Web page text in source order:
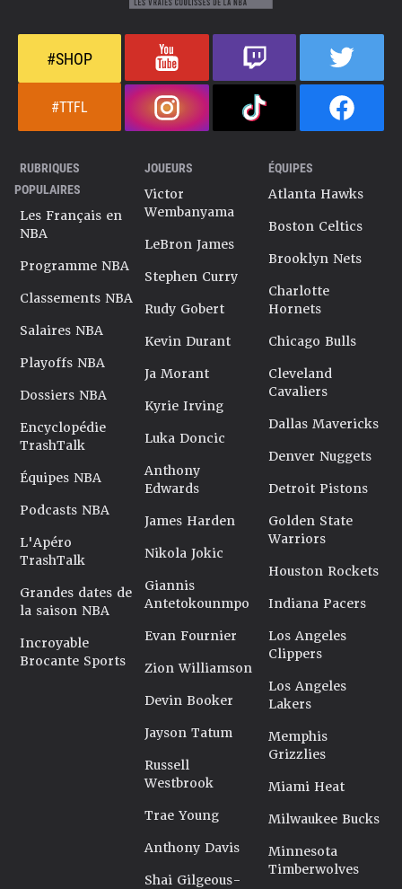
#SHOP
#TTFL
RUBRIQUES
POPULAIRES
Les Français en
NBA
Programme NBA
Classements NBA
Salaires NBA
Playoffs NBA
Dossiers NBA
Encyclopédie
TrashTalk
Équipes NBA
Podcasts NBA
L'Apéro
TrashTalk
Grandes dates de
la saison NBA
Incroyable
Brocante Sports
JOUEURS
Victor
Wembanyama
LeBron James
Stephen Curry
Rudy Gobert
Kevin Durant
Ja Morant
Kyrie Irving
Luka Doncic
Anthony
Edwards
James Harden
Nikola Jokic
Giannis
Antetokounmpo
Evan Fournier
Zion Williamson
Devin Booker
Jayson Tatum
Russell
Westbrook
Trae Young
Anthony Davis
Shai Gilgeous-
ÉQUIPES
Atlanta Hawks
Boston Celtics
Brooklyn Nets
Charlotte
Hornets
Chicago Bulls
Cleveland
Cavaliers
Dallas Mavericks
Denver Nuggets
Detroit Pistons
Golden State
Warriors
Houston Rockets
Indiana Pacers
Los Angeles
Clippers
Los Angeles
Lakers
Memphis
Grizzlies
Miami Heat
Milwaukee Bucks
Minnesota
Timberwolves